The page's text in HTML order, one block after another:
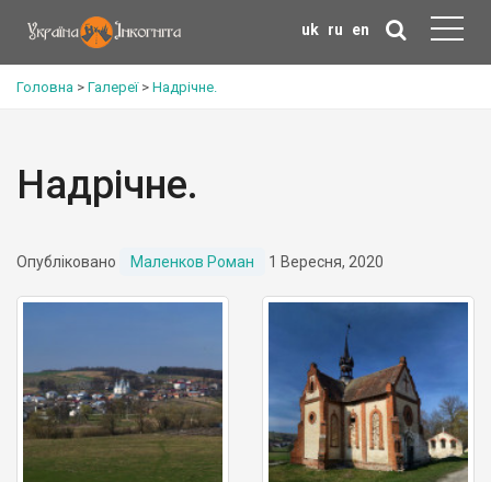
uk ru en
Головна > Галереї> Надрічне.
Надрічне.
Опубліковано Маленков Роман 1 Вересня, 2020